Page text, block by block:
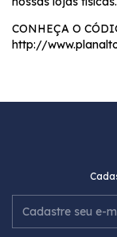
CONHEÇA O
http://